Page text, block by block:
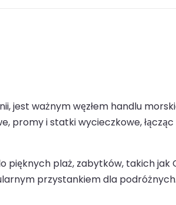
jest ważnym węzłem handlu
i statki wycieczkowe,
plaż, zabytków, takich jak
przystankiem dla podróżnych.